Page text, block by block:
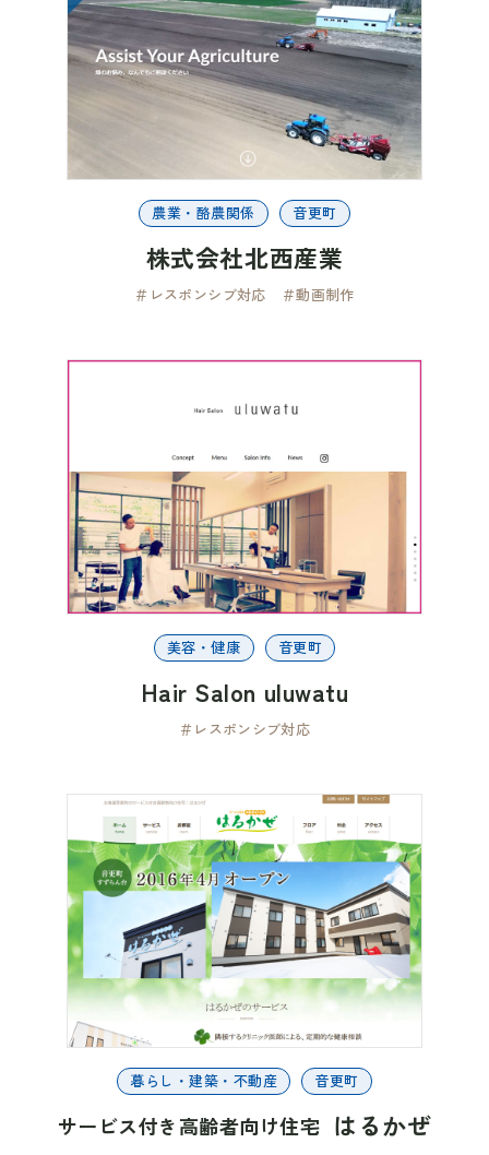
農業・酪農関係 音更町
株式会社北西産業
＃レスポンシブ対応 ＃動画制作
美容・健康 音更町
Hair Salon uluwatu
＃レスポンシブ対応
暮らし・建築・不動産 音更町
サービス付き高齢者向け住宅 はるかぜ